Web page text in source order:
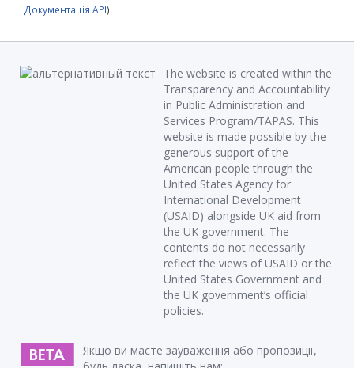
Документація API).
The website is created within the
Transparency and Accountability
in Public Administration and
Services Program/TAPAS. This
website is made possible by the
generous support of the
American people through the
United States Agency for
International Development
(USAID) alongside UK aid from
the UK government. The
contents do not necessarily
reflect the views of USAID or the
United States Government and
the UK government’s official
policies.
Якщо ви маєте зауваження або пропозиції,